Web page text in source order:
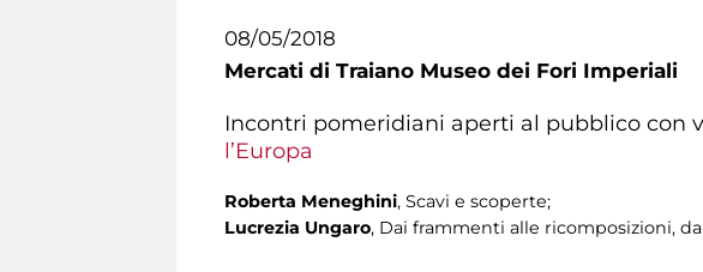
08/05/2018
Mercati di Traiano Museo dei Fori Imperiali
Incontri pomeridiani aperti al pubblico con
l’Europa
Roberta Meneghini, Scavi e scoperte;
Lucrezia Ungaro, Dai frammenti alle ricomposizioni,